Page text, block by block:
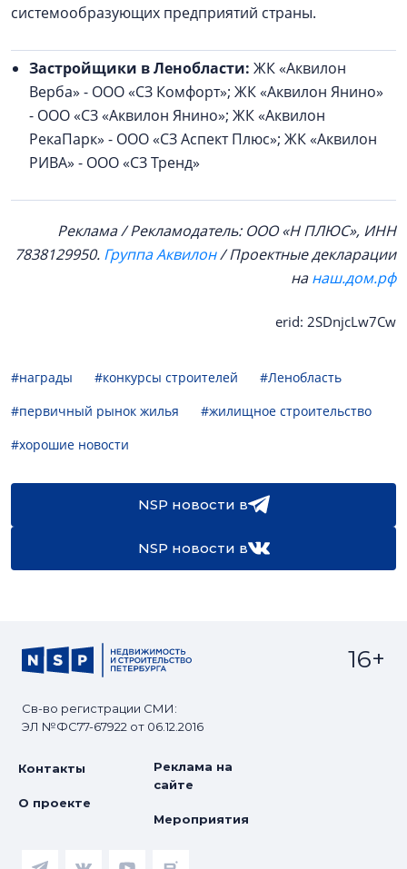
системообразующих предприятий страны.
Застройщики в Ленобласти: ЖК «Аквилон
Верба» - ООО «СЗ Комфорт»; ЖК «Аквилон Янино»
- ООО «СЗ «Аквилон Янино»; ЖК «Аквилон
РекаПарк» - ООО «СЗ Аспект Плюс»; ЖК «Аквилон
РИВА» - ООО «СЗ Тренд»
Реклама / Рекламодатель: ООО «Н ПЛЮС», ИНН
7838129950. Группа Аквилон/ Проектные декларации
нанаш.дом.рф
erid: 2SDnjcLw7Cw
#награды #конкурсы строителей
#Ленобласть
#первичный рынок жилья
#жилищное строительство
#хорошие новости
NSP новости в
NSP новости в
Св-во регистрации СМИ:
ЭЛ №ФС77-67922 от 06.12.2016
16+
Контакты
О проекте
Реклама на
сайте
Мероприятия